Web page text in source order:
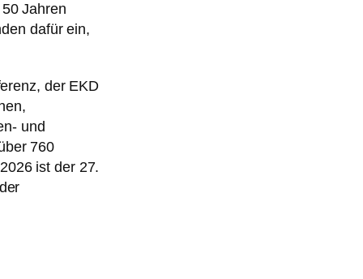
Jahren
dafür ein,
der EKD
und
760
ist der 27.